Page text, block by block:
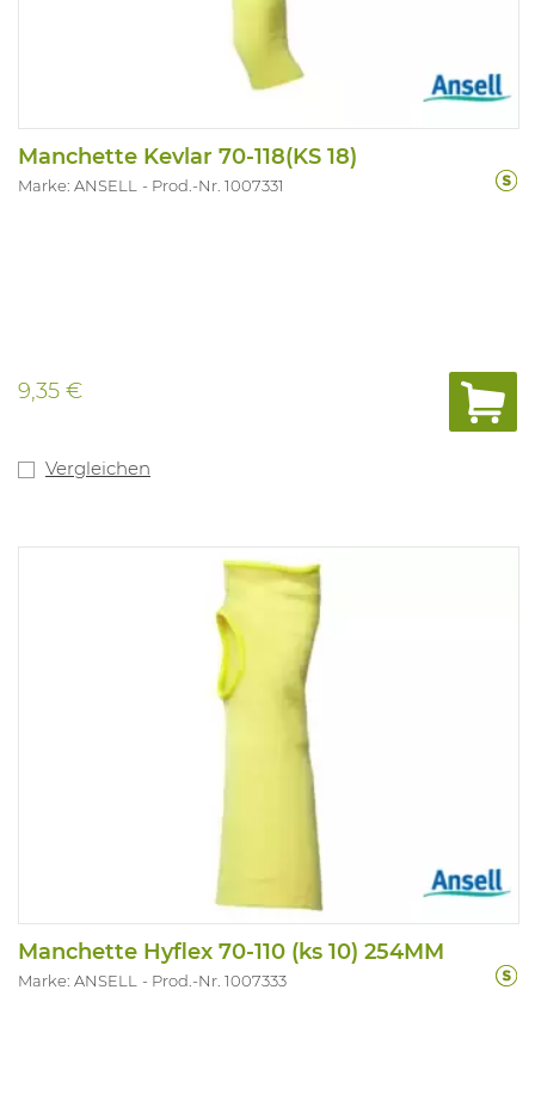
Manchette Kevlar 70-118(KS 18)
Marke: ANSELL Prod.-Nr. 1007331
9,35 €
Vergleichen
Manchette Hyflex 70-110 (ks 10) 254MM
Marke: ANSELL Prod.-Nr. 1007333